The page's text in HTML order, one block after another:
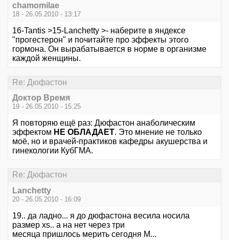
chamomilae
18 - 26.05.2010 - 13:17
16-Tantis >15-Lanchetty >- наберите в яндексе
"прогестерон" и почитайте про эффекты этого
гормона. Он вырабатывается в норме в организме
каждой женщины.
Re: Дюфастон
Доктор Время
19 - 26.05.2010 - 15:25
Я повторяю ещё раз: Дюфастон анаболическим
эффектом НЕ ОБЛАДАЕТ. Это мнение не только
моё, но и врачей-практиков кафедры акушерства и
гинекологии КубГМА.
Re: Дюфастон
Lanchetty
20 - 26.05.2010 - 16:09
19.. да ладно... я до дюфастона весила носила
размер xs.. а на нет через три
месяца пришлось мерить сегодня М...